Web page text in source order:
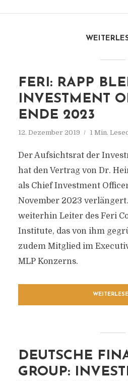
FERI: RAPP
INVESTMENT
ENDE 2023
12. Dezember 2019 1 Min.
Der Aufsichtsrat der
hat den Vertrag von Dr.
als Chief Investment
November 2023
weiterhin Leiter des Feri
Institute, das von ihm
zudem Mitglied im
MLP Konzerns.
DEUTSCHE
GROUP: